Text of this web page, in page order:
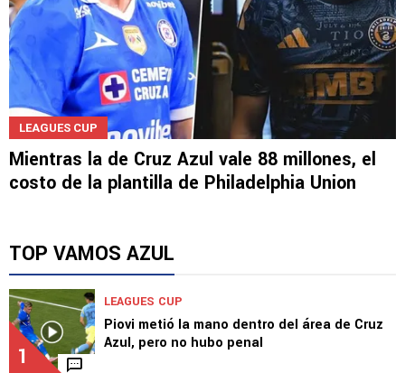
LEAGUES CUP
Mientras la de Cruz Azul vale 88 millones, el
costo de la plantilla de Philadelphia Union
TOP VAMOS AZUL
1
LEAGUES CUP
Piovi metió la mano dentro del área de Cruz
Azul, pero no hubo penal